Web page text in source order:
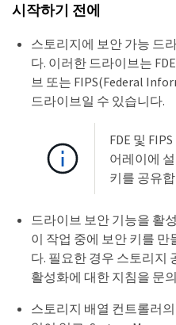
시작하기 전에
스토리지에 보안 가능 드
다. 이러한 드라이브는
브 또는 FIPS(Federal
드라이브일 수 있습니다.
FDE 및
어레이에
키를 공유
드라이브 보안 기능을 활
이 작업 중에 보안 키를 만
다. 필요한 경우 스토리지
활성화에 대한 지침을 문
스토리지 배열 컨트롤러